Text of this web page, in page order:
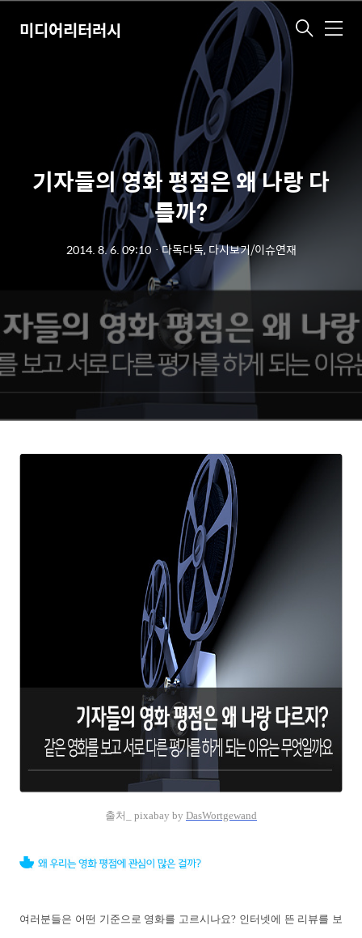
미디어리터러시 메
기자들의 영화 평점은 왜 나랑 다
를까?
2014. 8. 6. 09:10ㆍ다독다독, 다시보기/이슈연재
출처_ pixabay by DasWortgewand
여러분들은 어떤 기준으로 영화를 고르시나요? 인터넷에 뜬 리뷰를 보